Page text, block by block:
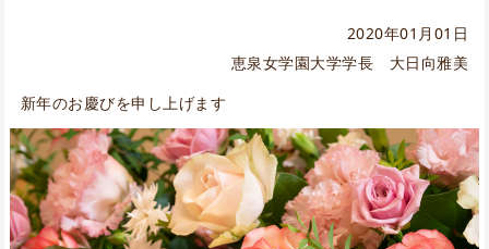
2020年01月01日
恵泉女学園大学学長 大日向雅美
新年のお慶びを申し上げます